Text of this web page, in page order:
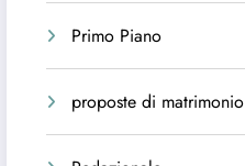
Primo Piano
proposte di matrimonio